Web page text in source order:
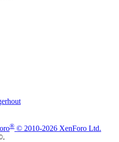
® © 2010-2026 XenForo Ltd.